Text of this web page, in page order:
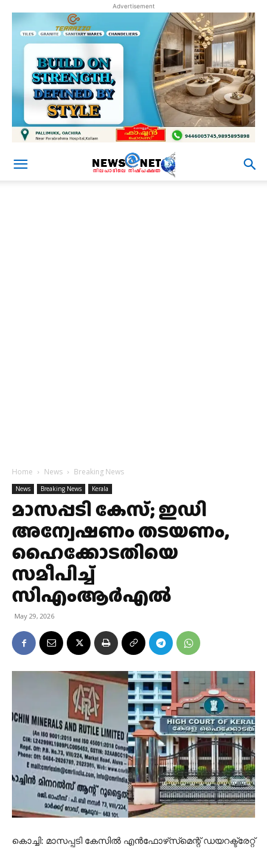
Advertisement
Home News Breaking News
News Breaking News Kerala
മാസപ്പടി കേസ്; ഇഡി
അന്വേഷണം തടയണം,​
ഹൈക്കോടതിയെ
സമീപിച്ച്
സിഎംആർഎൽ
May 29, 2026
കൊച്ചി: മാസപ്പടി കേസിൽ എൻഫോഴ്‌സ്‌മെന്റ് ഡയറക്ട്രേറ്റ്